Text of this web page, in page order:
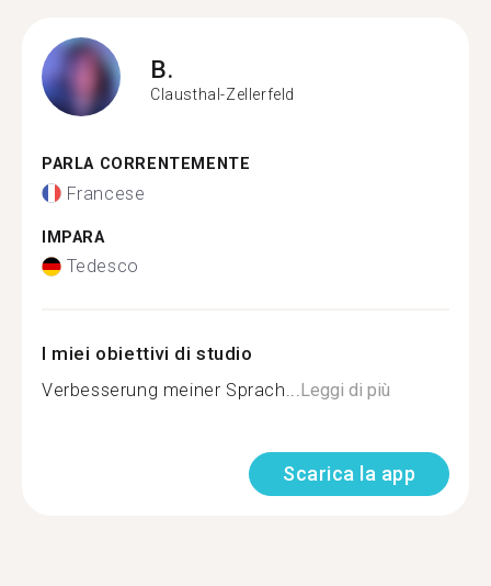
B.
Clausthal-Zellerfeld
PARLA CORRENTEMENTE
Francese
IMPARA
Tedesco
I miei obiettivi di studio
Verbesserung meiner Sprach...Leggi di più
Scarica la app